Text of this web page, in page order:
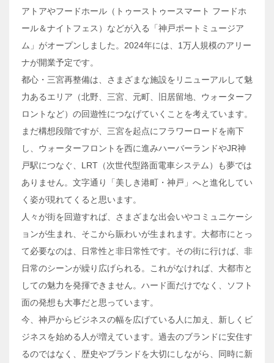
アトアやフードホール（トゥーストゥースマート フードホ
ール＆ナイトフェス）などが入る「神戸ポートミュージア
ム」がオープンしました。2024年には、1万人規模のアリー
ナが開業予定です。
都心・三宮再整備は、さまざまな施設をリニューアルして魅
力あるエリア（北野、三宮、元町、旧居留地、ウォーターフ
ロントなど）の回遊性につなげていくことを考えています。
まだ構想段階ですが、三宮を起点にフラワーロードを南下
し、ウォーターフロントを西に進みハーバーランドやJR神
戸駅につなぐ、LRT（次世代型路面電車システム）も夢では
ありません。文字通り「美しき港町・神戸」へと進化してい
く姿が現れてくると思います。
人々が街を回遊すれば、さまざまな出会いやコミュニケーシ
ョンが生まれ、そこから賑わいが生まれます。大都市にとっ
て必要なのは、日常性と非日常性です。その街に行けば、非
日常のシーンが繰り広げられる。これがなければ、大都市と
しての魅力を発揮できません。ハード面だけでなく、ソフト
面の発想も大事だと思っています。
今、神戸からビジネスの幅を広げている人に加え、新しくビ
ジネスを始める人が増えています。過去のブランドに安住す
るのではなく、歴史やブランドを大切にしながら、同時に新